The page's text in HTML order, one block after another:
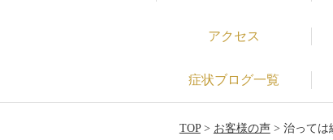
アクセス
症状ブログ一覧
TOP> お客様の声> 治っては